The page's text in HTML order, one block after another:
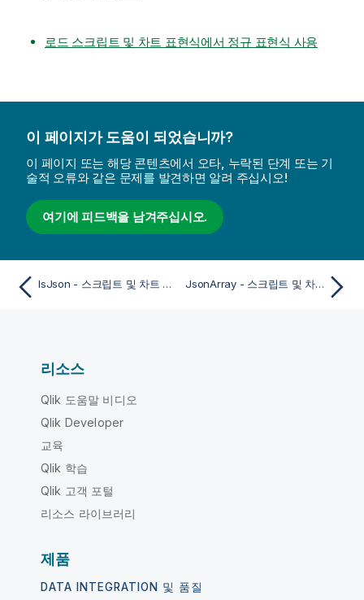
로드 스크립트 및 차트 표현식에서 정규 표현식 사용
이 페이지가 도움이 되었습니까?
이 페이지 또는 해당 콘텐츠에서 오타, 누락된 단계 또는 기
술적 오류와 같은 문제를 발견하면 알려 주십시오!
여기에 피드백을 남겨주십시오.
IsJson - 스크립트 및 차트 함수 JsonArray - 스크립트 및 차트 함수
리소스
Qlik 도움말 비디오
Qlik Developer
교육
Qlik 학습
Qlik 고객 포털
리소스 라이브러리
제품
DATA INTEGRATION 및 품질